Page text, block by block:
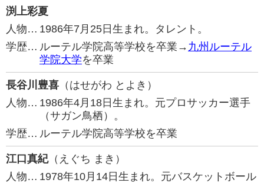
渕上彩夏
人物… 1986年7月25日生まれ。タレント。
学歴… ルーテル学院高等学校を卒業→ 九州ルーテル
学院大学を卒業
長谷川豊喜 （はせがわ とよき）
人物… 1986年4月18日生まれ。元プロサッカー選手
（サガン鳥栖）。
学歴… ルーテル学院高等学校を卒業
江口真紀（えぐち まき）
人物… 1978年10月14日生まれ。元バスケットボール